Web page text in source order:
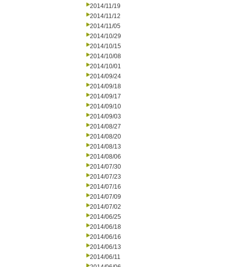
2014/11/19
2014/11/12
2014/11/05
2014/10/29
2014/10/15
2014/10/08
2014/10/01
2014/09/24
2014/09/18
2014/09/17
2014/09/10
2014/09/03
2014/08/27
2014/08/20
2014/08/13
2014/08/06
2014/07/30
2014/07/23
2014/07/16
2014/07/09
2014/07/02
2014/06/25
2014/06/18
2014/06/16
2014/06/13
2014/06/11